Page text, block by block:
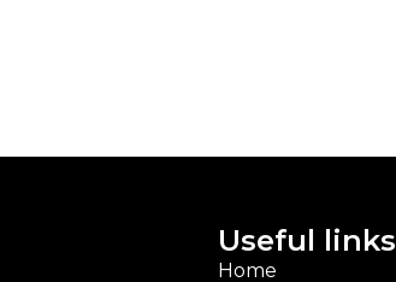
Useful links
Home